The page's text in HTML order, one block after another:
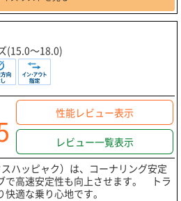
(15.0～18.0)
性能レビュー表示
レビュー一覧表示
ハッピャク）は、コーナリング安定
で高速安定性も向上させます。 トラ
適な乗り心地です。